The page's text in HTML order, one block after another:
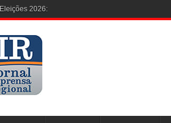
Eleições 2026: Justiça Eleitoral Renova